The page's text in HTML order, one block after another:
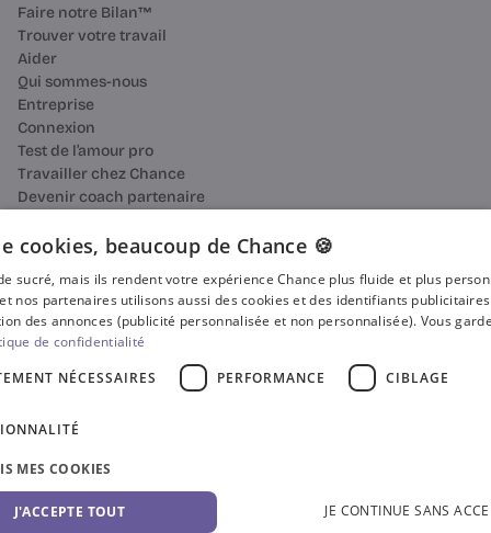
Faire notre Bilan™
Trouver votre travail
Aider
Qui sommes-nous
Entreprise
Connexion
Test de l’amour pro
Travailler chez Chance
Devenir coach partenaire
Ressources
Bilan de compétences
Reconversion professionnelle
Blog
Média
Presse
Où faire votre bilan de compétences ?
© 2025 Chance. Tous droits réservés.
CGV
Gestion des cookies
Politique de confidentialité
cookies, beaucoup de Chance 🍪
sucré, mais ils rendent votre expérience Chance plus fluide et plus
nos partenaires utilisons aussi des cookies et des identifiants
des annonces (publicité personnalisée et non personnalisée). Vous
de confidentialité
NÉCESSAIRES
PERFORMANCE CIBLAGE
MES COOKIES
J'ACCEPTE TOUT JE CONTINUE SANS